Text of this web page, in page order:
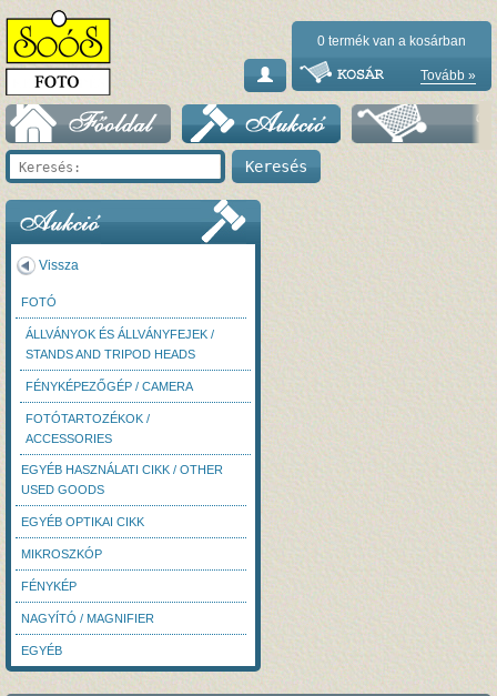
0 termék van a kosárban
Tovább »
Vissza
FOTÓ
ÁLLVÁNYOK ÉS ÁLLVÁNYFEJEK /
STANDS AND TRIPOD HEADS
FÉNYKÉPEZŐGÉP / CAMERA
FOTÓTARTOZÉKOK /
ACCESSORIES
EGYÉB HASZNÁLATI CIKK / OTHER
USED GOODS
EGYÉB OPTIKAI CIKK
MIKROSZKÓP
FÉNYKÉP
NAGYÍTÓ / MAGNIFIER
EGYÉB